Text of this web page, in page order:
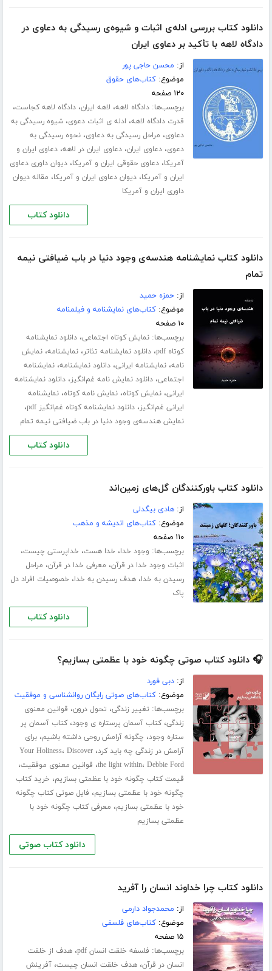
دانلود کتاب بررسی ادله‌ی اثبات و شیوه‌ی رسیدگی به دعاوی در
دادگاه لاهه با تأکید بر دعاوی ایران
از: محسن حاجی پور
موضوع:کتاب‌های حقوق
۱۲۰ صفحه
برچسب‌ها:دادگاه لاهه، لاهه ایران،دادگاه لاهه کجاست،
قدرت دادگاه لاهه، ادله ی اثبات دعوی،شیوه رسیدگی به
دعاوی، مراحل رسیدگی به دعاوی،نحوه رسیدگی به
دعوی،دعاوی ایران،دعاوی ایران در لاهه،دعاوی ایران و
آمریکا،دعاوی حقوقی ایران و آمریکا،دیوان داوری دعاوی
ایران و آمریکا،دیوان دعاوی ایران و آمریکا، مقاله دیوان
داوری ایران و آمریکا
دانلود کتاب
دانلود کتاب نمایشنامه هندسه‌ی وجود دنیا در باب ضیافتی نیمه
تمام
از:حمزه حمید
موضوع:کتاب‌های نمایشنامه و فیلمنامه
۱۰ صفحه
برچسب‌ها:نمایش کوتاه اجتماعی،دانلود نمایشنامه
کوتاه pdf
،دانلود نمایشنامه تئاتر،نمایشنامه،نمایش
نامه،نمایشنامه ایرانی،دانلود نمایشنامه،نمایشنامه
اجتماعی،دانلود نمایش نامه غم‌انگیز،دانلود نمایشنامه
ایرانی،نمایش کوتاه،نمایش نامه کوتاه،نمایشنامه
ایرانی غم‌انگیز،دانلود نمایشنامه کوتاه غم‌انگیز pdf ،
نمایش هندسه‌ی وجود دنیا در باب ضیافتی نیمه تمام
دانلود کتاب
دانلود کتاب باورکنندگان گل‌های زمین‌اند
از:هادی بیگدلی
موضوع:کتاب‌های اندیشه و مذهب
۱۱۰ صفحه
برچسب‌ها: وجود خدا، خدا هست، خداپرستی چیست،
اثبات وجود خدا در قرآن، معرفی خدا در قرآن، مراحل
رسیدن به خدا،هدف رسیدن به خدا، خصوصیات افراد دل
پاک
دانلود کتاب
🎧 دانلود کتاب صوتی چگونه خود با عظمتی بسازیم؟
از:دبی فورد
موضوع:کتاب‌های صوتی رایگان روانشناسی و موفقیت
برچسب‌ها: تغییر زندگی، تحول درون، قوانین معنوی
زندگی،کتاب آسمان پرستاره ی وجود،کتاب آسمان پر
ستاره وجود، چگونه آرامش روحی داشته باشیم،برای
آرامش در زندگی چه باید کرد، Your Holiness، Discover
the light within، Debbie Ford ، قوانین معنوی موفقیت،
قیمت کتاب چگونه خود با عظمتی بسازیم، خرید کتاب
چگونه خود با عظمتی بسازیم، فایل صوتی کتاب چگونه
خود با عظمتی بسازیم، معرفی کتاب چگونه خود با
عظمتی بسازیم
دانلود کتاب صوتی
دانلود کتاب چرا خداوند انسان را آفرید
از: محمدجواد دارمی
موضوع:کتاب‌های فلسفی
۱۵ صفحه
برچسب‌ها: فلسفه خلقت انسان pdf ،هدف از خلقت
انسان در قرآن،هدف خلقت انسان چیست،آفرینش